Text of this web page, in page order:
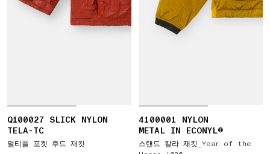
Q100027 SLICK NYLON
TELA-TC
멀티플 포켓 후드 재킷
4100001 NYLON
METAL IN ECONYL®
스탠드 칼라 재킷_Year of the